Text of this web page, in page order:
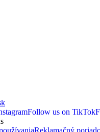
Follow us on TikTok
Reklamačný